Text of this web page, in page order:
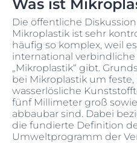
Was ist
Die öffentliche
Mikroplastik ist sehr
häufig so komplex, weil
international
„Mikroplastik“ gibt.
bei Mikroplastik um
wasserlösliche
fünf Millimeter groß
abbaubar sind. Dabei
die fundierte Definition
Umweltprogramm der